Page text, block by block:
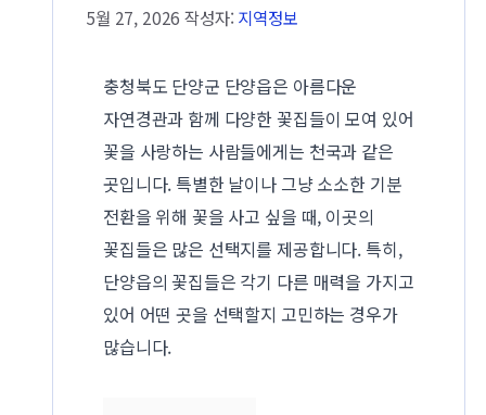
5월 27, 2026 작성자: 지역정보
충청북도 단양군 단양읍은 아름다운
자연경관과 함께 다양한 꽃집들이 모여 있어
꽃을 사랑하는 사람들에게는 천국과 같은
곳입니다. 특별한 날이나 그냥 소소한 기분
전환을 위해 꽃을 사고 싶을 때, 이곳의
꽃집들은 많은 선택지를 제공합니다. 특히,
단양읍의 꽃집들은 각기 다른 매력을 가지고
있어 어떤 곳을 선택할지 고민하는 경우가
많습니다.